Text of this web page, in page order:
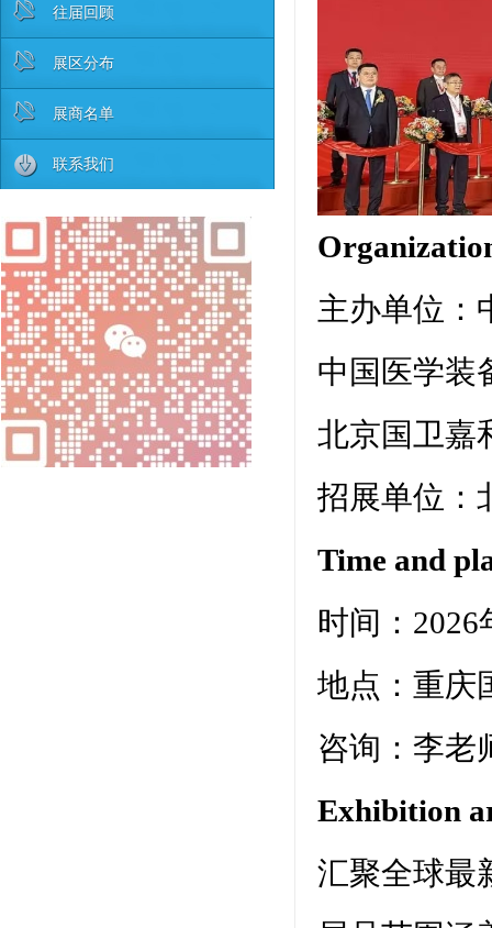
往届回顾
展区分布
展商名单
联系我们
主办单位：
中国医学装
北京国卫嘉
招展单位：
Time and
时间：2026
地点：重庆
咨询：李老
Exhibition
汇聚全球最